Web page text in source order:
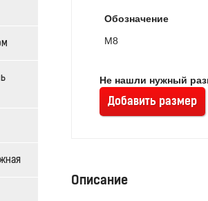
Обозначение
М8
Не нашли нужный
Добавить размер
Описание